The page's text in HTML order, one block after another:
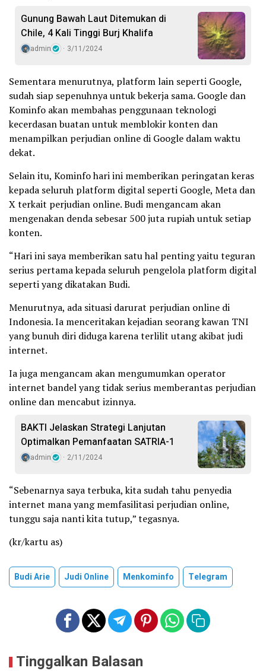
Gunung Bawah Laut Ditemukan di
Chile, 4 Kali Tinggi Burj Khalifa
admin 3/11/2024
Sementara menurutnya, platform lain seperti Google,
sudah siap sepenuhnya untuk bekerja sama. Google dan
Kominfo akan membahas penggunaan teknologi
kecerdasan buatan untuk memblokir konten dan
menampilkan perjudian online di Google dalam waktu
dekat.
Selain itu, Kominfo hari ini memberikan peringatan keras
kepada seluruh platform digital seperti Google, Meta dan
X terkait perjudian online. Budi mengancam akan
mengenakan denda sebesar 500 juta rupiah untuk setiap
konten.
“Hari ini saya memberikan satu hal penting yaitu teguran
serius pertama kepada seluruh pengelola platform digital
seperti yang dikatakan Budi.
Menurutnya, ada situasi darurat perjudian online di
Indonesia. Ia menceritakan kejadian seorang kawan TNI
yang bunuh diri diduga karena terlilit utang akibat judi
internet.
Ia juga mengancam akan mengumumkan operator
internet bandel yang tidak serius memberantas perjudian
online dan mencabut izinnya.
BAKTI Jelaskan Strategi Lanjutan
Optimalkan Pemanfaatan SATRIA-1
admin 2/11/2024
“Sebenarnya saya terbuka, kita sudah tahu penyedia
internet mana yang memfasilitasi perjudian online,
tunggu saja nanti kita tutup,” tegasnya.
(kr/kartu as)
Budi Arie Judi Online Menkominfo Telegram
Tinggalkan Balasan